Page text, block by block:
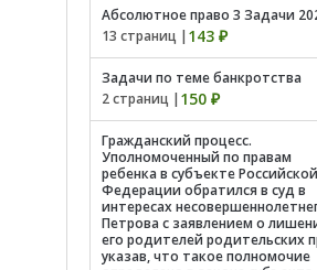
Абсолютное право 3 Задачи
13 страниц | 143 ₽
Задачи по теме банкротства
2 страниц | 150 ₽
Гражданский процесс.
Уполномоченный по правам
ребенка в субъекте Российской
Федерации обратился в суд в
интересах
Петрова с заявлением о
его родителей родительских
указав, что такое полномочие